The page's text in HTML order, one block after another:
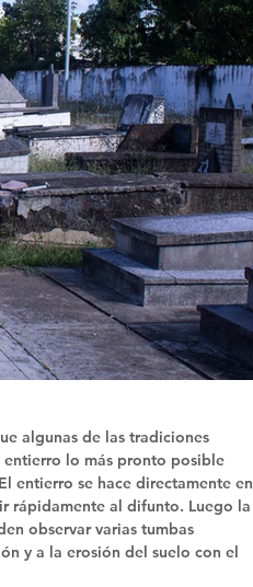
algunas de las tradiciones
lo más pronto posible
entierro se hace directamente en
rápidamente al difunto. Luego la
observar varias tumbas
y a la erosión del suelo con el